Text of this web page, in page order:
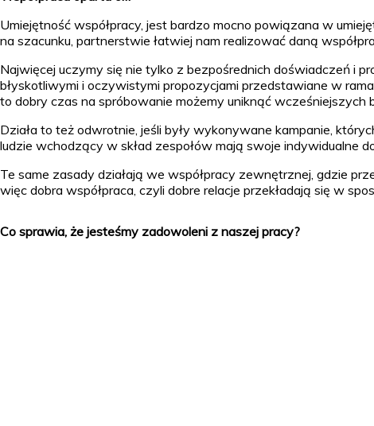
Umiejętność współpracy, jest bardzo mocno powiązana w
na szacunku, partnerstwie łatwiej nam realizować daną
Najwięcej uczymy się nie tylko z bezpośrednich doświadczeń i
błyskotliwymi i oczywistymi propozycjami przedstawiane w
to dobry czas na spróbowanie możemy uniknąć wcześniejszych
Działa to też odwrotnie, jeśli były wykonywane kampanie,
ludzie wchodzący w skład zespołów mają swoje indywidualne
Te same zasady działają we współpracy zewnętrznej, gdzie
więc dobra współpraca, czyli dobre relacje przekładają się w
Co sprawia, że jesteśmy zadowoleni z naszej pracy?